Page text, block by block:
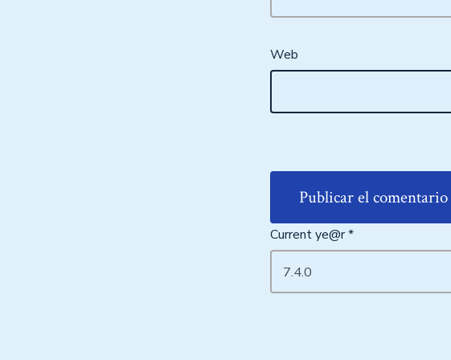
Web
Current ye@r*